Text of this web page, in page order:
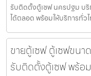
รับติดตั้งตู้เซฟ นครปฐม บ
ได้ตลอด พร้อมให้บริการทั่
ขายตู้เซฟ ตู้เซฟขนา
รับติดตั้งตู้เซฟ พร้อ